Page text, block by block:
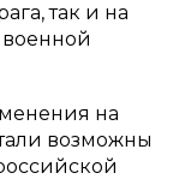
так и на
на
возможны